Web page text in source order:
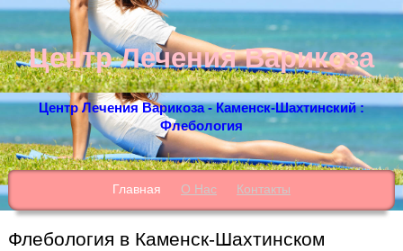
Центр Лечения Варикоза
Центр Лечения Варикоза - Каменск-Шахтинский :
Флебология
Главная О Нас Контакты
Флебология в Каменск-Шахтинском